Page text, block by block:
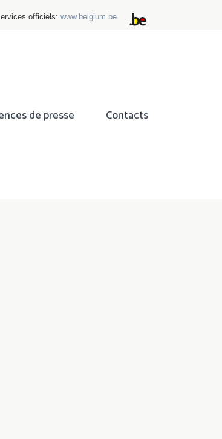
officiels: www.belgium.be
de presse Contacts